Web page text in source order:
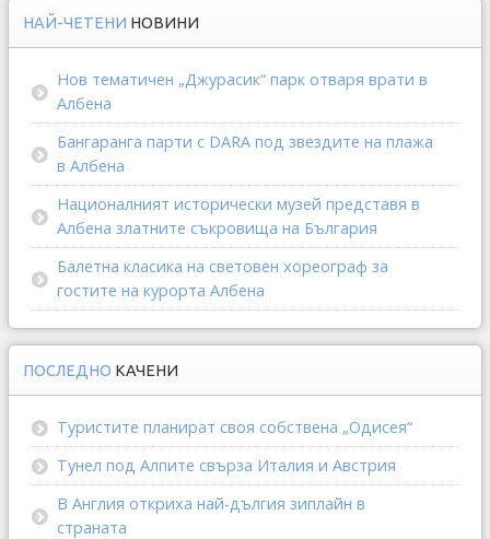
НАЙ-ЧЕТЕНИ НОВИНИ
Нов тематичен „Джурасик“ парк отваря врати в
Албена
Бангаранга парти с DARA под звездите на плажа
в Албена
Националният исторически музей представя в
Албена златните съкровища на България
Балетна класика на световен хореограф за
гостите на курорта Албена
ПОСЛЕДНО КАЧЕНИ
Туристите планират своя собствена „Одисея“
Тунел под Алпите свърза Италия и Австрия
В Англия откриха най-дългия зиплайн в
страната